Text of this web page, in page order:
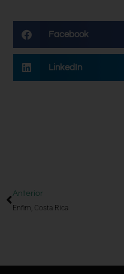
Facebook
LinkedIn
Anterior
Enfim, Costa Rica